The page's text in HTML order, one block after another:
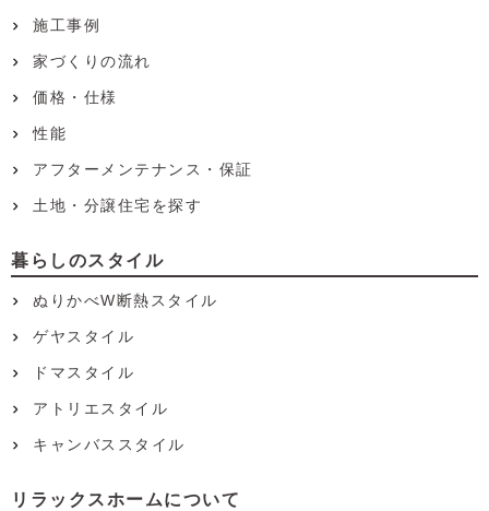
施工事例
家づくりの流れ
価格・仕様
性能
アフターメンテナンス・保証
土地・分譲住宅を探す
暮らしのスタイル
ぬりかべW断熱スタイル
ゲヤスタイル
ドマスタイル
アトリエスタイル
キャンバススタイル
リラックスホームについて